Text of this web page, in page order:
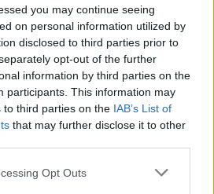
you may continue seeing
on personal information utilized by
disclosed to third parties prior to
opt-out of the further
information by third parties on the
participants. This information may
to third parties on the IAB’s List of
that may further disclose it to other
app uses one or more Google
Opt Outs
ακρίβεια καιμεγάλες
σταsocial mediaαπό
τουρίστες, οι
εστίασης υποστηρίζουν
μειώσουν τις τιμές